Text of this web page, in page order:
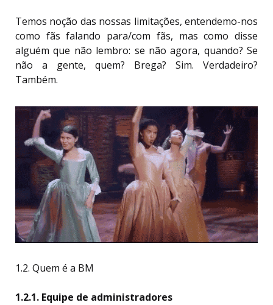
Temos noção das nossas limitações, entendemo-nos
como fãs falando para/com fãs, mas como disse
alguém que não lembro: se não agora, quando? Se
não a gente, quem? Brega? Sim. Verdadeiro?
Também.
1.2. Quem é a BM
1.2.1. Equipe de administradores